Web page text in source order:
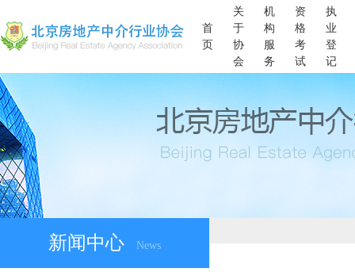
首
页
关
于
协
会
机
构
服
务
资
格
考
试
执
业
登
记
新闻中心 News